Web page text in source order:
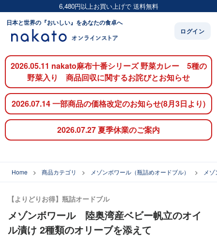
6,480円以上お買い上げで 送料無料
日本と世界の『おいしい』をあなたの食卓へ
ログイン
2026.05.11 nakato麻布十番シリーズ 野菜カレー 5種の
野菜入り 商品回収に関するお詫びとお知らせ
2026.07.14 一部商品の価格改定のお知らせ(8月3日より)
2026.07.27 夏季休業のご案内
Home 商品カテゴリ メゾンボワール（瓶詰めオードブル） メ
【よりどりお得】瓶詰オードブル
メゾンボワール 陸奥湾産ベビー帆立のオイ
ル漬け 2種類のオリーブを添えて